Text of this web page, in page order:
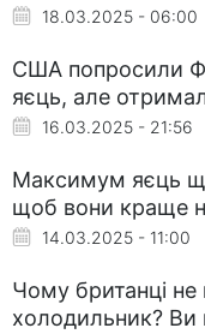
18.03.2025 - 06:00
США попросили
яєць, але
16.03.2025 - 21:56
Максимум яєць
щоб вони краще
14.03.2025 - 11:00
Чому британці
холодильник? Ви